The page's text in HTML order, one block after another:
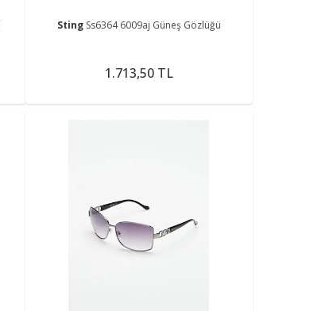
Sting Ss6364 6009aj Güneş Gözlüğü
1.713,50 TL